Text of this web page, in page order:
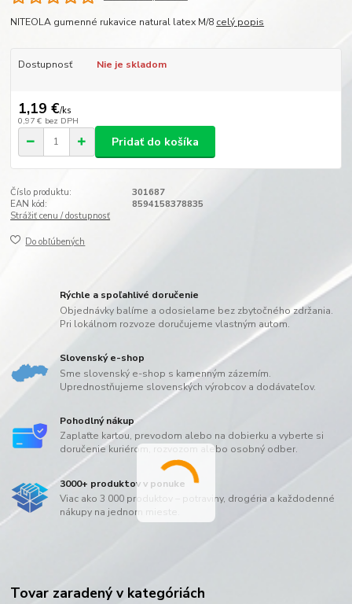
NITEOLA gumenné rukavice natural latex M/8 celý popis
Dostupnosť Nie je skladom
1,19 €/ks
0,97 € bez DPH
Pridať do košíka
Číslo produktu:
301687
EAN kód:
8594158378835
Strážiť cenu / dostupnosť
Do obľúbených
Rýchle a spoľahlivé doručenie
Objednávky balíme a odosielame bez zbytočného zdržania.
Pri lokálnom rozvoze doručujeme vlastným autom.
Slovenský e-shop
Sme slovenský e-shop s kamenným zázemím.
Uprednostňujeme slovenských výrobcov a dodávateľov.
Pohodlný nákup
Zaplaťte kartou, prevodom alebo na dobierku a vyberte si
doručenie kuriérom, rozvozom alebo osobný odber.
3000+ produktov v ponuke
Viac ako 3 000 produktov – potraviny, drogéria a každodenné
nákupy na jednom mieste.
Tovar zaradený v kategóriách